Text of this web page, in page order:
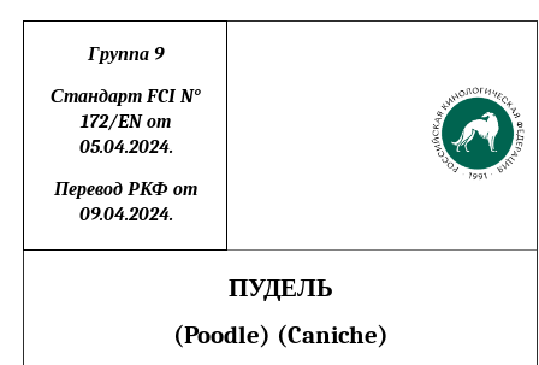
Группа 9
СтандартFCI N°
172/ENот
05.04.2024.
Перевод РКФ от
09.04.2024.
ПУДЕЛЬ
(Poodle) (Caniche)